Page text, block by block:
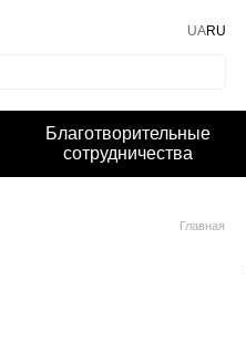
UARU
Благотворительные
сотрудничества
Главная